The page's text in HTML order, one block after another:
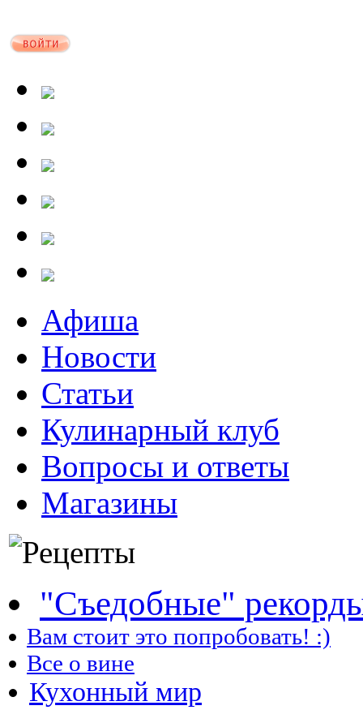
Афиша
Новости
Статьи
Кулинарный клуб
Вопросы и ответы
Магазины
"Съедобные"
Вам стоит это попробовать! :)
Все о вине
Кухонный мир